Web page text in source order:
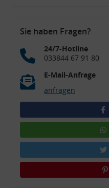
Sie haben Fragen?
24/7-Hotline
033844 67 91 80
E-Mail-Anfrage
anfragen